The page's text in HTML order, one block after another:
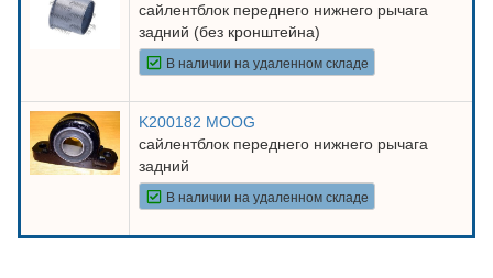
сайлентблок переднего нижнего рычага
задний (без кронштейна)
В наличии на удаленном складе
K200182 MOOG
сайлентблок переднего нижнего рычага
задний
В наличии на удаленном складе